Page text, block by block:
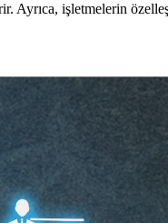
işletmelerin